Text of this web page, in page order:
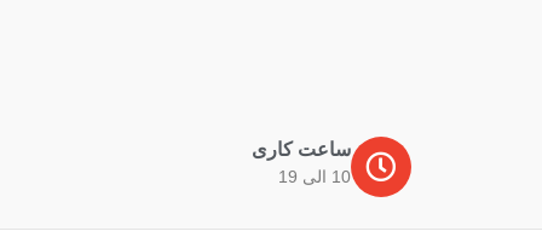
ساعت کاری
10 الی 19